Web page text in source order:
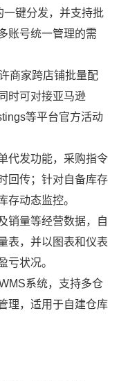
一键分发，并支持批
账号统一管理的需
商家跨店铺批量配
时可对接亚马逊
等平台官方活动
代发功能，采购指令
回传；针对自备库存
存动态监控。
销量等经营数据，自
表，并以图表和仪表
亏状况。
系统，支持多仓
理，适用于自建仓库